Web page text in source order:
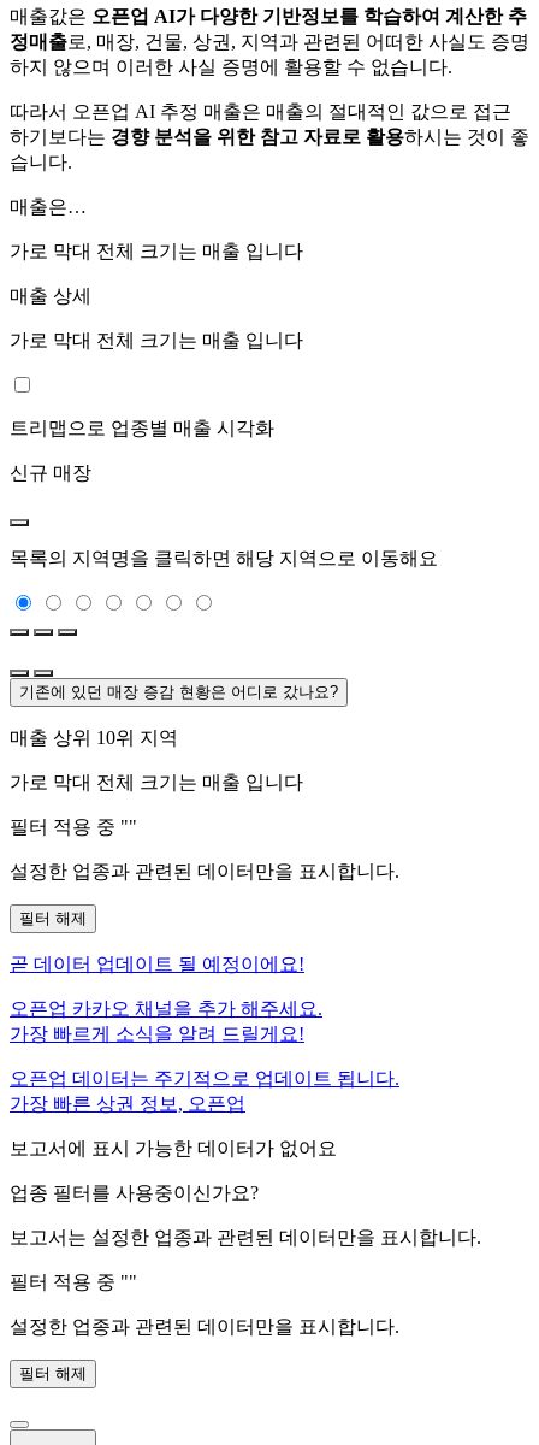
매출값은 오픈업 AI가 다양한 기반정보를 학습하여 계산한 추
정매출로, 매장, 건물, 상권, 지역과 관련된 어떠한 사실도 증명
하지 않으며 이러한 사실 증명에 활용할 수 없습니다.
따라서 오픈업 AI 추정 매출은 매출의 절대적인 값으로 접근
하기보다는 경향 분석을 위한 참고 자료로 활용하시는 것이 좋
습니다.
매출은…
가로 막대 전체 크기는 매출 입니다
매출 상세
가로 막대 전체 크기는 매출 입니다
트리맵으로 업종별 매출 시각화
신규 매장
목록의 지역명을 클릭하면 해당 지역으로 이동해요
기존에 있던 매장 증감 현황은 어디로 갔나요?
매출 상위 10위 지역
가로 막대 전체 크기는 매출 입니다
필터 적용 중 ""
설정한 업종과 관련된 데이터만을 표시합니다.
필터 해제
곧 데이터 업데이트 될 예정이에요!
오픈업 카카오 채널을 추가 해주세요.
가장 빠르게 소식을 알려 드릴게요!
오픈업 데이터는 주기적으로 업데이트 됩니다.
가장 빠른 상권 정보, 오픈업
보고서에 표시 가능한 데이터가 없어요
업종 필터를 사용중이신가요?
보고서는 설정한 업종과 관련된 데이터만을 표시합니다.
필터 적용 중 ""
설정한 업종과 관련된 데이터만을 표시합니다.
필터 해제